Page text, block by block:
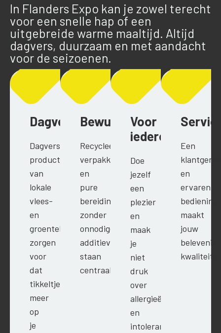
In Flanders Expo kan je zowel terecht
voor een snelle hap of een
uitgebreide warme maaltijd. Altijd
dagvers, duurzaam en met aandacht
voor de seizoenen.
Dagvers
Dagverse
producten
van
lokale
vlees-
en
groenteleveranciers
zorgen
voor
dat
tikkeltje
meer
op
je
Bewust
Recycleerbare
verpakkingen
en
pure
bereidingen
zonder
onnodige
additieven
staan
centraal.
Voor
iedereen
Doe
jezelf
een
plezier
en
maak
je
niet
druk
over
allergieën
en
intoleranties,
Een
en
ervaren
bediening
maakt
jouw
belevenis